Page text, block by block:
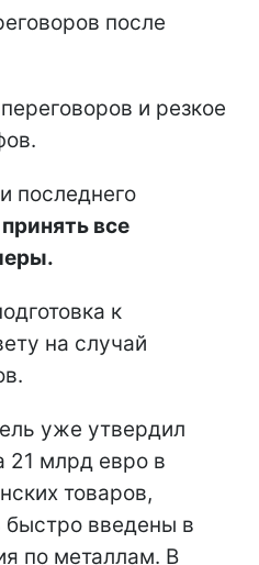
после
и резкое
последнего
все
к
на случай
уже утвердил
21 млрд евро в
товаров,
быстро введены в
по металлам. В